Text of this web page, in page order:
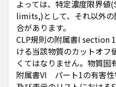
よっては、特定濃度限界
limits,)として、それ以外
合があります。
CLP規則の附属書I section
ける当該物質のカットオフ
くてはなりません。物質固
附属書VI パート1の有害